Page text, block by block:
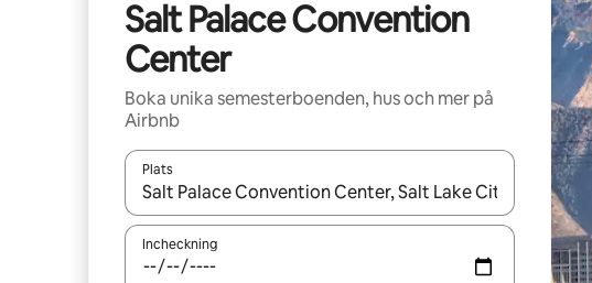
Salt Palace Convention
Center
Boka unika semesterboenden, hus och mer på
Airbnb
Plats
När resultaten är tillgängliga kan du navigera med upp- och
Incheckning